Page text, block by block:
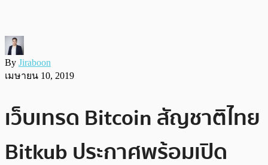
By Jiraboon
เมษายน 10, 2019
เว็บเทรด Bitcoin สัญชาติไทย
Bitkub ประกาศพร้อมเปิด